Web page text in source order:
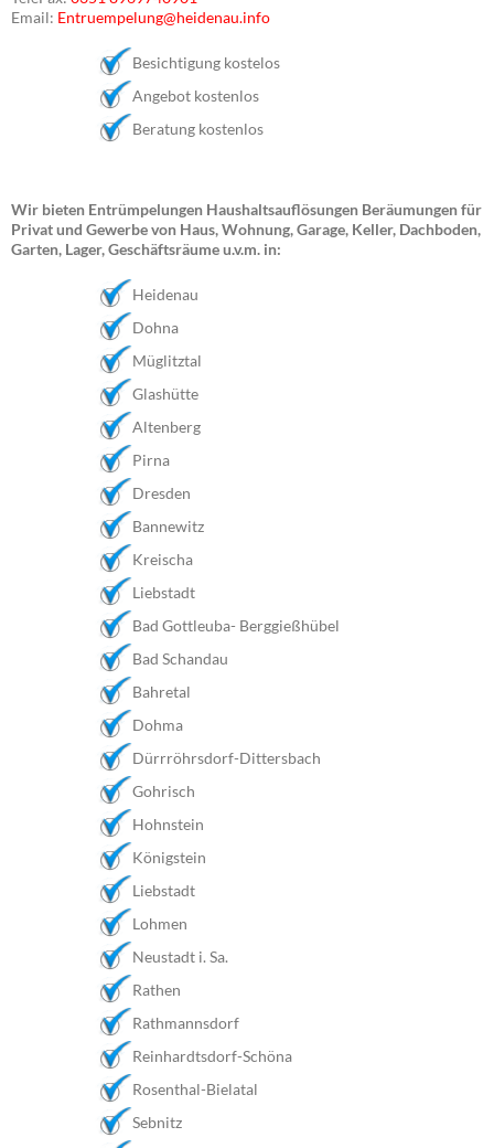
Email: Entruempelung@heidenau.info
Besichtigung kostelos
Angebot kostenlos
Beratung kostenlos
Wir bieten Entrümpelungen Haushaltsauflösungen Beräumungen für
Privat und Gewerbe von Haus, Wohnung, Garage, Keller, Dachboden,
Garten, Lager, Geschäftsräume u.v.m. in:
Heidenau
Dohna
Müglitztal
Glashütte
Altenberg
Pirna
Dresden
Bannewitz
Kreischa
Liebstadt
Bad Gottleuba- Berggießhübel
Bad Schandau
Bahretal
Dohma
Dürrröhrsdorf-Dittersbach
Gohrisch
Hohnstein
Königstein
Liebstadt
Lohmen
Neustadt i. Sa.
Rathen
Rathmannsdorf
Reinhardtsdorf-Schöna
Rosenthal-Bielatal
Sebnitz